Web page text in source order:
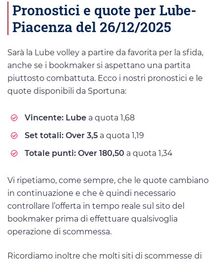
Pronostici e quote per Lube-
Piacenza del 26/12/2025
Sarà la Lube volley a partire da favorita per la sfida,
anche se i bookmaker si aspettano una partita
piuttosto combattuta. Ecco i nostri pronostici e le
quote disponibili da Sportuna:
Vincente: Lube a quota 1,68
Set totali: Over 3,5 a quota 1,19
Totale punti: Over 180,50 a quota 1,34
Vi ripetiamo, come sempre, che le quote cambiano
in continuazione e che è quindi necessario
controllare l’offerta in tempo reale sul sito del
bookmaker prima di effettuare qualsivoglia
operazione di scommessa.
Ricordiamo inoltre che molti siti di scommesse di